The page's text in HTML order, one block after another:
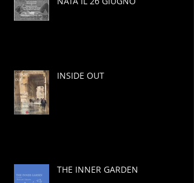
INSIDE OUT
THE INNER GARDEN